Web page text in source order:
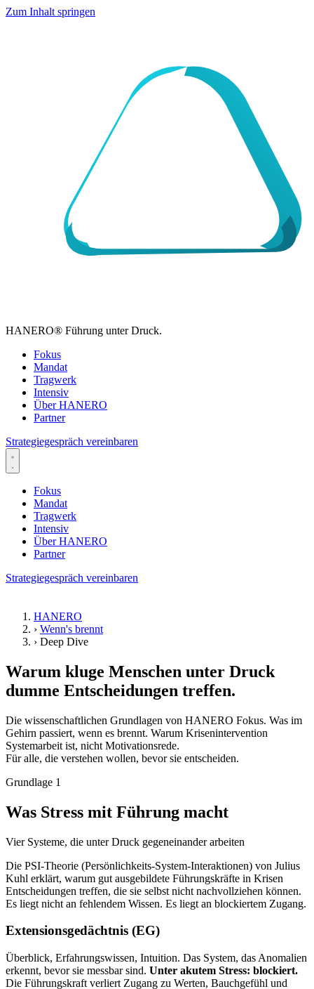
Zum Inhalt springen
HANERO® Führung unter Druck.
Fokus
Mandat
Tragwerk
Intensiv
Über HANERO
Partner
Strategiegespräch vereinbaren
Fokus
Mandat
Tragwerk
Intensiv
Über HANERO
Partner
Strategiegespräch vereinbaren
HANERO
› Wenn's brennt
› Deep Dive
Warum kluge Menschen unter Druck
dumme Entscheidungen treffen.
Die wissenschaftlichen Grundlagen von HANERO Fokus. Was im
Gehirn passiert, wenn es brennt. Warum Krisenintervention
Systemarbeit ist, nicht Motivationsrede.
Für alle, die verstehen wollen, bevor sie entscheiden.
Grundlage 1
Was Stress mit Führung macht
Vier Systeme, die unter Druck gegeneinander arbeiten
Die PSI-Theorie (Persönlichkeits-System-Interaktionen) von Julius
Kuhl erklärt, warum gut ausgebildete Führungskräfte in Krisen
Entscheidungen treffen, die sie selbst nicht nachvollziehen können.
Es liegt nicht an fehlendem Wissen. Es liegt an blockiertem Zugang.
Extensionsgedächtnis (EG)
Überblick, Erfahrungswissen, Intuition. Das System, das Anomalien
erkennt, bevor sie messbar sind. Unter akutem Stress: blockiert.
Die Führungskraft verliert Zugang zu Werten, Bauchgefühl und